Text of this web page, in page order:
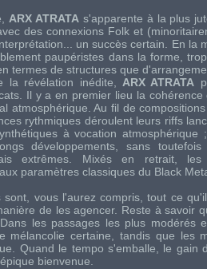
ARX ATRATA s'apparente à la plus
des connexions Folk et
un succès certain. En la
paupéristes dans la forme,
termes de structures que
la révélation inédite, ARX ATRATA
Il y a en premier lieu la
atmosphérique. Au fil de
rythmiques déroulent leurs riffs
à vocation
développements, sans
extrêmes. Mixés en retrait,
paramètres classiques du Black
sont, vous l'aurez compris, tout ce
de les agencer. Reste à savoir
les passages les plus modérés
mélancolie certaine, tandis que les
Quand le tempo s'emballe, le gain
bienvenue.